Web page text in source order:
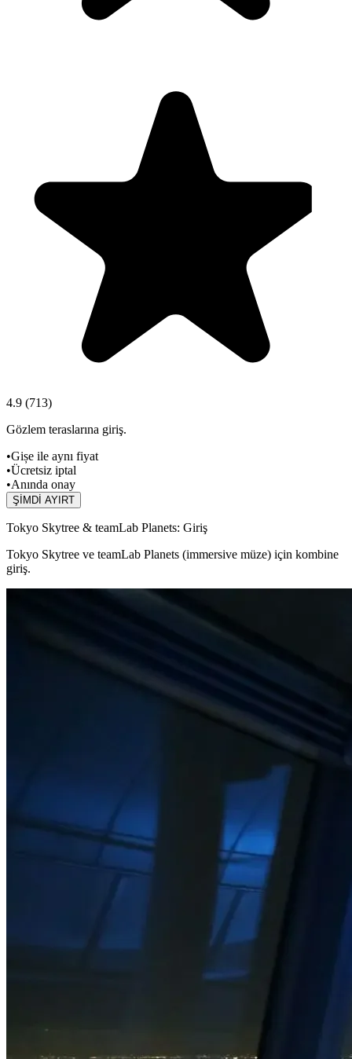
4.9 (713)
Gözlem teraslarına giriş.
•Gișe ile aynı fiyat
•Ücretsiz iptal
•Anında onay
ŞİMDİ AYIRT
Tokyo Skytree & teamLab Planets: Giriş
Tokyo Skytree ve teamLab Planets (immersive müze) için kombine
giriş.